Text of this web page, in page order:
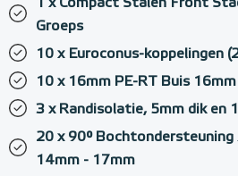
1 x Compact Stalen Front
Groeps
10 x Euroconus-koppelingen
10 x 16mm PE-RT Buis
3 x Randisolatie, 5mm dik en
20 x 90° Bochtondersteuning
14mm - 17mm